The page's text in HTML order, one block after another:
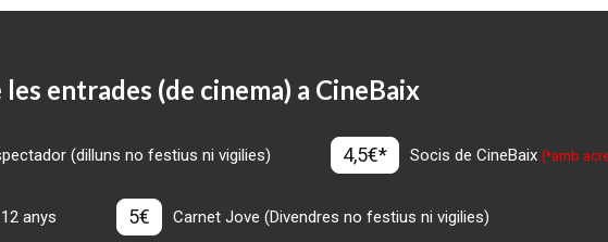
les entrades (de cinema) a CineBaix
(dilluns no festius ni vigilies) 4,5€* Socis de CineBaix(*amb
anys 5€ Carnet Jove (Divendres no festius ni vigilies)